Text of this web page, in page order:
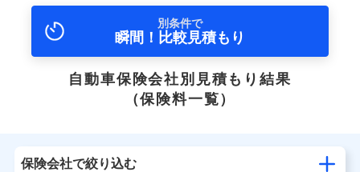
別条件で
瞬間！比較見積もり
自動車保険会社別見積もり結果
（保険料一覧）
保険会社で絞り込む